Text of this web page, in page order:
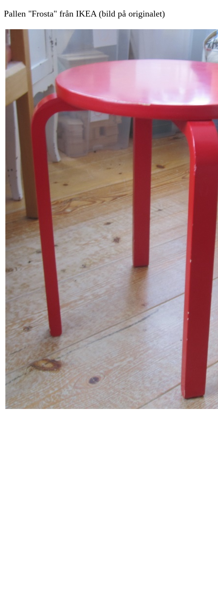
Pallen "Frosta" från IKEA (bild på originalet)